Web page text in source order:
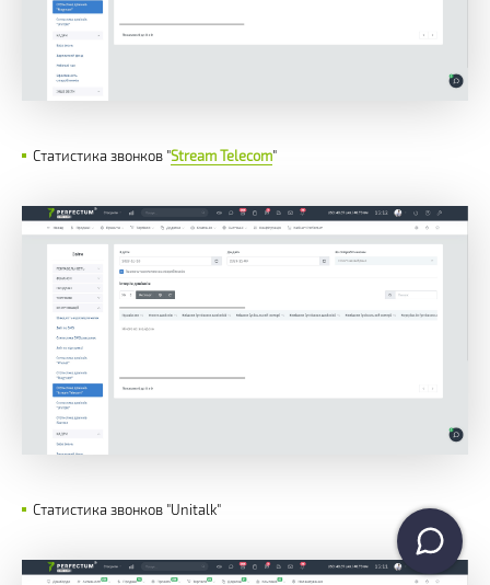
Статистика звонков "Stream Telecom"
Статистика звонков "Unitalk"